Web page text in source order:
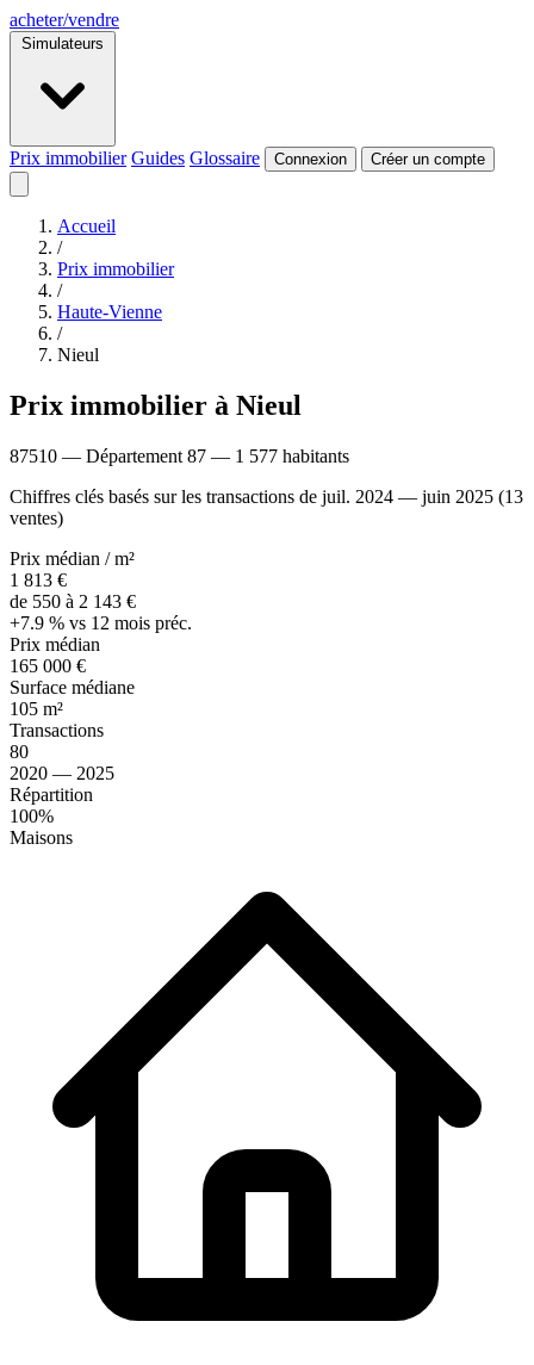
acheter/vendre
Simulateurs
Prix immobilier Guides Glossaire Connexion Créer un compte
Accueil
/
Prix immobilier
/
Haute-Vienne
/
Nieul
Prix immobilier à Nieul
87510 — Département 87 — 1 577 habitants
Chiffres clés basés sur les transactions de juil. 2024 — juin 2025 (13
ventes)
Prix médian / m²
1 813 €
de 550 à 2 143 €
+7.9 % vs 12 mois préc.
Prix médian
165 000 €
Surface médiane
105 m²
Transactions
80
2020 — 2025
Répartition
100%
Maisons